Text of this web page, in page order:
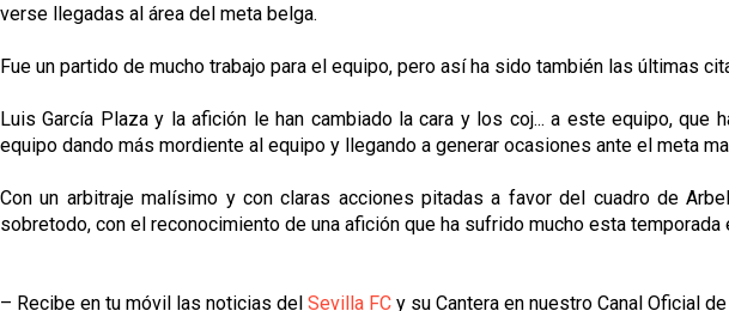
verse llegadas al área del meta belga.
Fue un partido de mucho trabajo para el equipo, pero así ha sido también las últimas
Luis García Plaza y la afición le han cambiado la cara y los coj... a este equipo,
equipo dando más mordiente al equipo y llegando a generar ocasiones ante el meta
Con un arbitraje malísimo y con claras acciones pitadas a favor del cuadro de
sobretodo, con el reconocimiento de una afición que ha sufrido mucho esta
– Recibe en tu móvil las noticias del Sevilla FC y su Cantera en nuestro Canal Oficial de